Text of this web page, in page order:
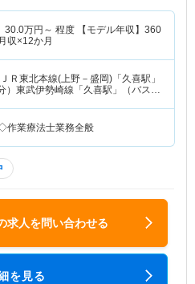
30.0万円～ 程度 【モデル年収】 360
収×12か月
ＪＲ東北本線(上野－盛岡)「久喜駅」
）東武伊勢崎線「久喜駅」（バス・
作業療法士業務全般
求人を問い合わせる
を見る